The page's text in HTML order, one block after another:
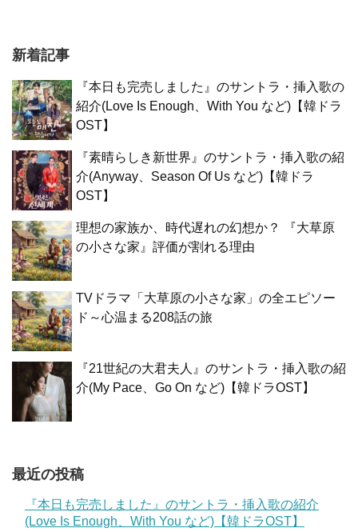
新着記事
『本日も完売しました』のサントラ・挿入歌の
紹介(Love Is Enough、With You など)【韓ドラ
OST】
『素晴らしき新世界』のサントラ・挿入歌の紹
介(Anyway、Season Of Us など)【韓ドラ
OST】
理想の家族か、時代遅れの幻想か？ 『大草原
の小さな家』評価が割れる理由
TVドラマ「大草原の小さな家」の全エピソー
ド～心温まる208話の旅
『21世紀の大君夫人』のサントラ・挿入歌の紹
介(My Pace、Go On など)【韓ドラOST】
最近の投稿
『本日も完売しました』のサントラ・挿入歌の紹介
(Love Is Enough、With You など)【韓ドラOST】